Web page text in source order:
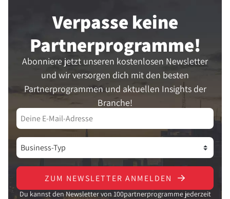
Verpasse keine
Partner­programme!
Abonniere jetzt unseren kostenlosen Newsletter
und wir versorgen dich mit den besten
Partnerprogrammen und aktuellen Insights der
Branche!
ZUM NEWSLETTER ANMELDEN
Du kannst den Newsletter von 100partnerprogramme jederzeit